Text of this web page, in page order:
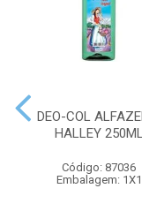
DEO-COL
HALLEY 250ML
Código: 87036
Embalagem: 1X1